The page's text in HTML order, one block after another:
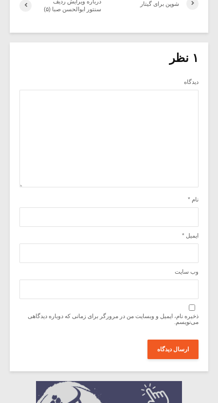
درباره ویرایش ردیف
سنتور ابوالحسن صبا (۵)
شوپن برای گیتار
۱ نظر
دیدگاه
نام *
ایمیل *
وب‌ سایت
ذخیره نام، ایمیل و وبسایت من در مرورگر برای زمانی که دوباره دیدگاهی
می‌نویسم.